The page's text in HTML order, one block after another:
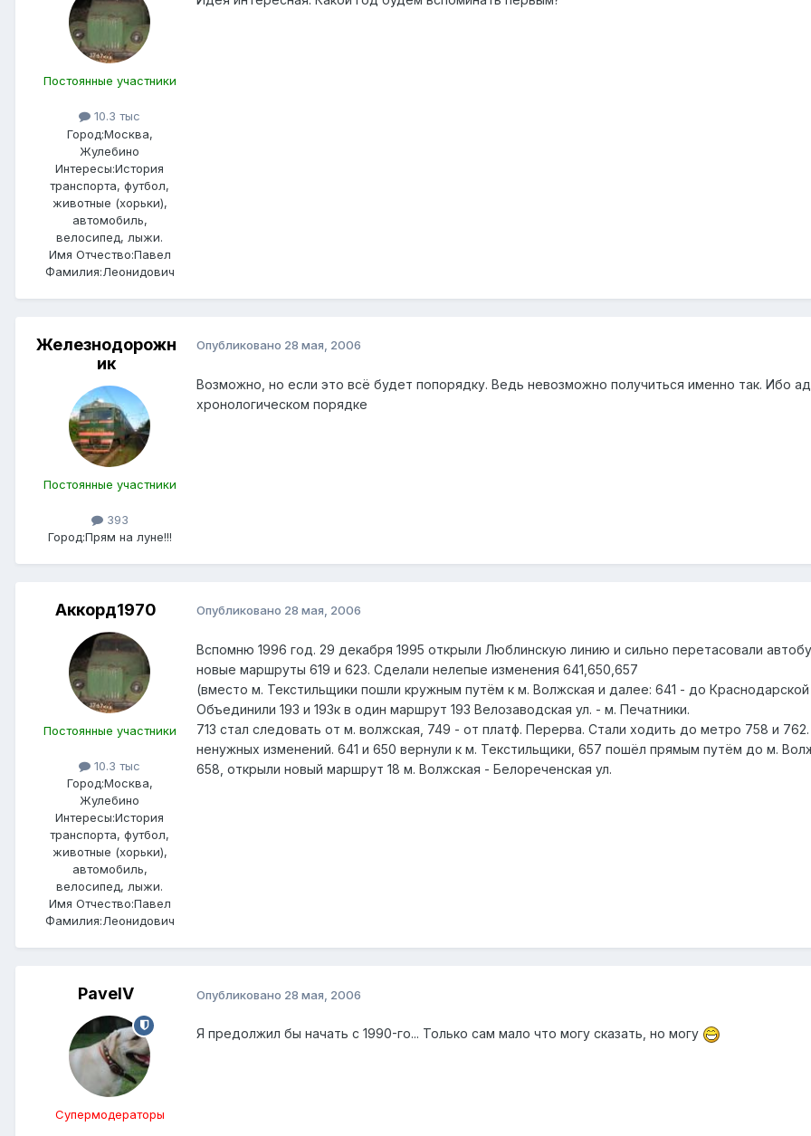
Постоянные участники
10.3 тыс
Город:Москва,
Жулебино
Интересы:История
транспорта, футбол,
животные (хорьки),
автомобиль,
велосипед, лыжи.
Имя Отчество:Павел
Фамилия:Леонидович
Железнодорожн
ик
Постоянные участники
393
Город:Прям на луне!!!
Опубликовано 28 мая, 2006
Возможно, но если это всё будет попорядку. Ведь невозможно получиться именно так. Ибо
хронологическом порядке
Аккорд1970
Постоянные участники
10.3 тыс
Город:Москва,
Жулебино
Интересы:История
транспорта, футбол,
животные (хорьки),
автомобиль,
велосипед, лыжи.
Имя Отчество:Павел
Фамилия:Леонидович
Опубликовано 28 мая, 2006
Вспомню 1996 год. 29 декабря 1995 открыли Люблинскую линию и сильно перетасовали
новые маршруты 619 и 623. Сделали нелепые изменения 641,650,657
(вместо м. Текстильщики пошли кружным путём к м. Волжская и далее: 641 - до
Объединили 193 и 193к в один маршрут 193 Велозаводская ул. - м. Печатники.
713 стал следовать от м. волжская, 749 - от платф. Перерва. Стали ходить до метро 758 и
ненужных изменений. 641 и 650 вернули к м. Текстильщики, 657 пошёл прямым путём до м.
658, открыли новый маршрут 18 м. Волжская - Белореченская ул.
PavelV
Супермодераторы
Опубликовано 28 мая, 2006
Я предолжил бы начать с 1990-го... Только сам мало что могу сказать, но могу